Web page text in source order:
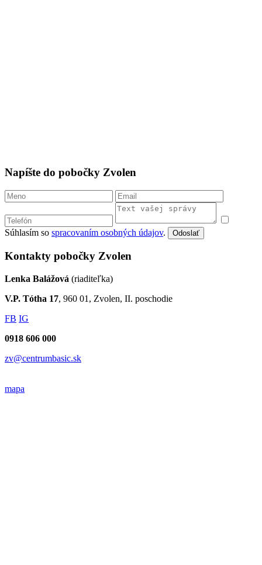
Napíšte do pobočky Zvolen
Súhlasím so spracovaním osobných údajov. Odoslať
Kontakty pobočky Zvolen
Lenka Balážová (riaditeľka)
V.P. Tótha 17, 960 01, Zvolen, II. poschodie
FB IG
0918 606 000
zv@centrumbasic.sk
mapa